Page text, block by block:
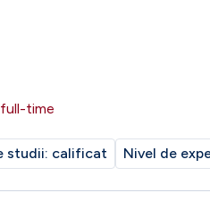
full-time
studii: calificat Nivel de